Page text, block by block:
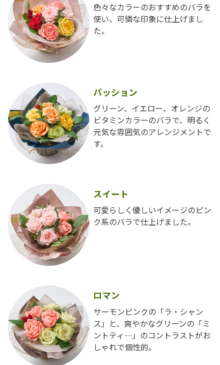
色々なカラーのおすすめのバラを
使い、可憐な印象に仕上げまし
た。
パッション
グリーン、イエロー、オレンジの
ビタミンカラーのバラで、明るく
元気な雰囲気のアレンジメントで
す。
スイート
可愛らしく優しいイメージのピン
ク系のバラで仕上げました。
ロマン
サーモンピンクの「ラ・シャン
ス」と、爽やかなグリーンの「ミ
ントティ―」のコントラストがお
しゃれで個性的。